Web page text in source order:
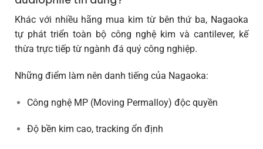
Khác với nhiều hãng mua kim từ bên thứ ba, Nagaoka
tự phát triển toàn bộ công nghệ kim và cantilever, kế
thừa trực tiếp từ ngành đá quý công nghiệp.
Những điểm làm nên danh tiếng của Nagaoka:
Công nghệ MP (Moving Permalloy) độc quyền
Độ bền kim cao, tracking ổn định